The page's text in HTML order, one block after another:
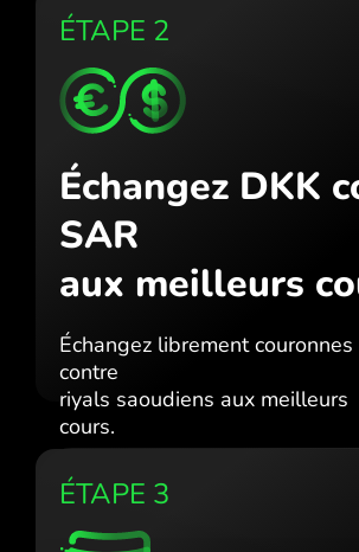
ÉTAPE 2
Échangez DKK
SAR
aux meilleurs
Échangez librement
contre
riyals saoudiens aux meilleurs
cours.
ÉTAPE 3